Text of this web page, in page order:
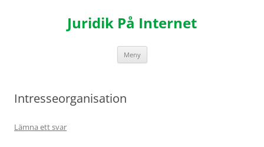
Juridik På Internet
Meny
Intresseorganisation
Lämna ett svar